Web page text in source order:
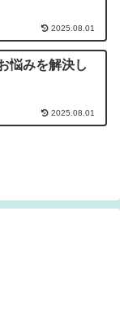
2025.08.01
悩みを解決し
2025.08.01